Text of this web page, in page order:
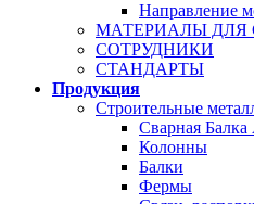
Направление
МАТЕРИАЛЫ ДЛЯ
СОТРУДНИКИ
СТАНДАРТЫ
Продукция
Строительные
Сварная Балка
Колонны
Балки
Фермы